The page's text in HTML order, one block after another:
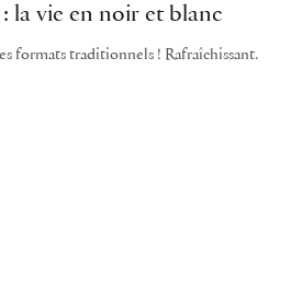
la vie en noir et blanc
formats traditionnels ! Rafraîchissant.